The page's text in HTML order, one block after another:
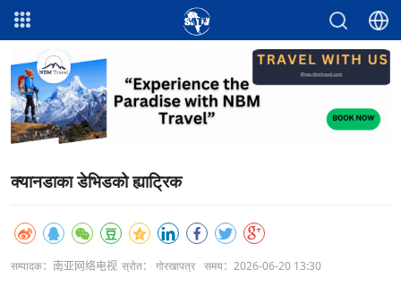
क्यानडाका डेभिडको ह्याट्रिक
सम्पादक：南亚网络电视 स्रोत： गोरखापत्र समय：2026-06-20 13:30